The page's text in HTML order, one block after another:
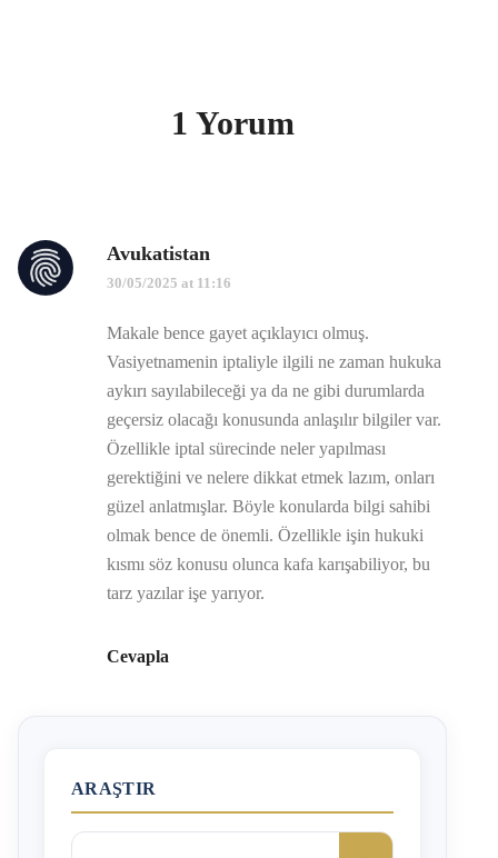
1 Yorum
Avukatistan
30/05/2025 at 11:16
Makale bence gayet açıklayıcı olmuş.
Vasiyetnamenin iptaliyle ilgili ne zaman hukuka
aykırı sayılabileceği ya da ne gibi durumlarda
geçersiz olacağı konusunda anlaşılır bilgiler var.
Özellikle iptal sürecinde neler yapılması
gerektiğini ve nelere dikkat etmek lazım, onları
güzel anlatmışlar. Böyle konularda bilgi sahibi
olmak bence de önemli. Özellikle işin hukuki
kısmı söz konusu olunca kafa karışabiliyor, bu
tarz yazılar işe yarıyor.
Cevapla
ARAŞTIR
Arama: